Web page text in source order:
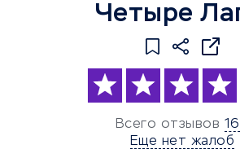
Четыре
Всего отзывов
Еще нет жалоб